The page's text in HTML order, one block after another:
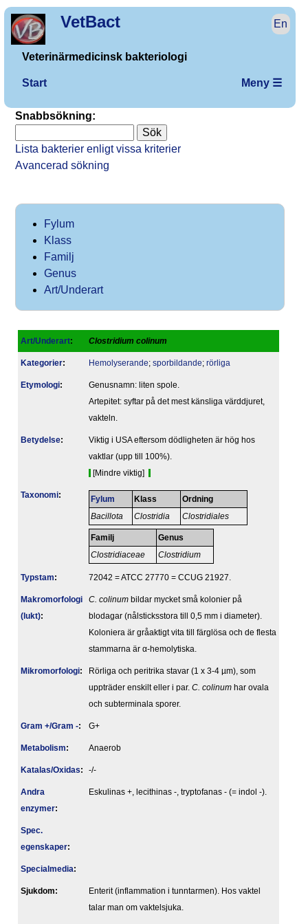
VetBact En
Veterinärmedicinsk bakteriologi
Start Meny ☰
Snabbsökning:
Lista bakterier enligt vissa kriterier
Avancerad sökning
Fylum
Klass
Familj
Genus
Art/Underart
Art/Underart: Clostridium colinum
Kategorier: Hemolyserande; sporbildande; rörliga
Etymologi:
Genusnamn: liten spole.
Artepitet: syftar på det mest känsliga värddjuret,
vakteln.
Betydelse:
Viktig i USA eftersom dödligheten är hög hos
vaktlar (upp till 100%).
[Mindre viktig]
Taxonomi: Fylum
Bacillota
Klass
Clostridia
Ordning
Clostridiales
Familj
Clostridiaceae
Genus
Clostridium
Typstam: 72042 = ATCC 27770 = CCUG 21927.
Makromorfologi
(lukt):
C. colinum bildar mycket små kolonier på
blodagar (nålsticksstora till 0,5 mm i diameter).
Koloniera är gråaktigt vita till färglösa och de flesta
stammarna är α-hemolytiska.
Mikromorfologi:
Rörliga och peritrika stavar (1 x 3-4 µm), som
uppträder enskilt eller i par. C. colinum har ovala
och subterminala sporer.
Gram +/Gram -: G+
Metabolism: Anaerob
Katalas/Oxidas: -/-
Andra
enzymer:
Eskulinas +, lecithinas -, tryptofanas - (= indol -).
Spec.
egenskaper:
Specialmedia:
Sjukdom:
Enterit (inflammation i tunntarmen). Hos vaktel
talar man om vaktelsjuka.